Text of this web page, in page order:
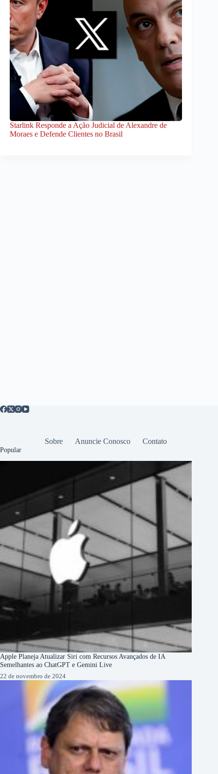
Starlink Responde a Ação Judicial de Alexandre de
Moraes e Defende Clientes no Brasil
Sobre Anuncie Conosco Contato
Popular
Apple Planeja Atualizar Siri com Recursos Avançados de IA
Semelhantes ao ChatGPT e Gemini Live
22 de novembro de 2024